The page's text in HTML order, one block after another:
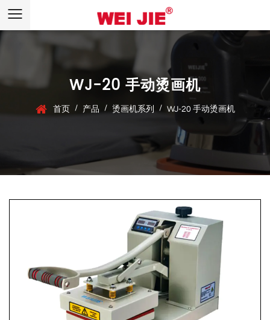
WJ-20 手动烫画机
首页 / 产品 / 烫画机系列 / WJ-20 手动烫画机